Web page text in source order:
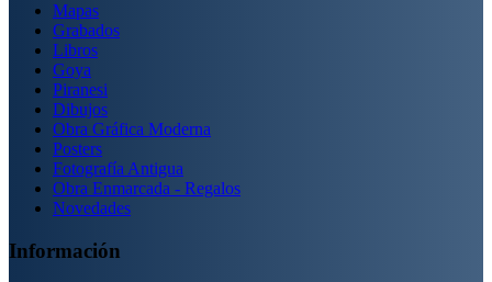
Mapas
Grabados
Libros
Goya
Piranesi
Dibujos
Obra Gráfica Moderna
Posters
Fotografía Antigua
Obra Enmarcada - Regalos
Novedades
Información